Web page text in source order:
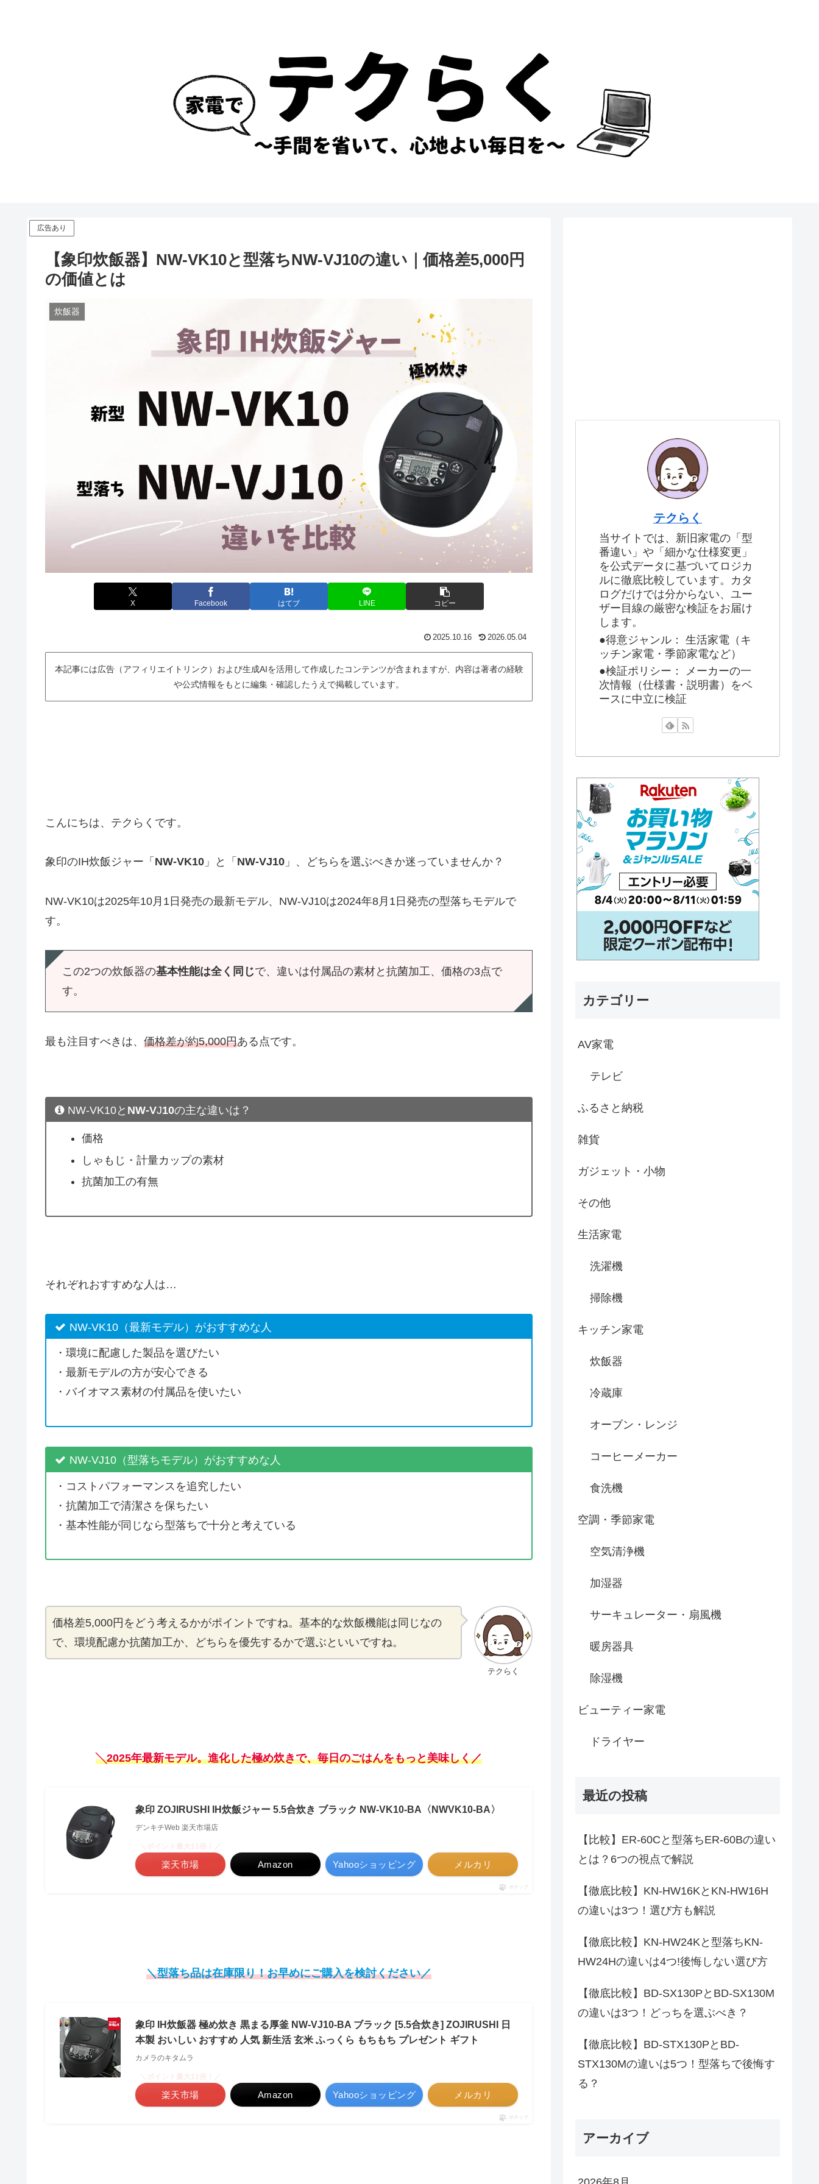
広告あり
【象印炊飯器】NW-VK10と型落ちNW-VJ10の違い｜価格差5,000円
の価値とは
炊飯器
X Facebook はてブ LINE コピー
2025.10.16 2026.05.04
本記事には広告（アフィリエイトリンク）および生成AIを活用して作成したコンテンツが含まれますが、内容は著者の経験
や公式情報をもとに編集・確認したうえで掲載しています。
こんにちは、テクらくです。
象印のIH炊飯ジャー「 NW-VK10 」と「 NW-VJ10 」、どちらを選ぶべきか迷っていませんか？
NW-VK10は2025年10月1日発売の最新モデル、NW-VJ10は2024年8月1日発売の型落ちモデルで
す。
この2つの炊飯器の基本性能は全く同じで、違いは付属品の素材と抗菌加工、価格の3点で
す。
最も注目すべきは、 価格差が約5,000円ある点です。
NW-VK10と NW-VJ10の主な違いは？
価格
しゃもじ・計量カップの素材
抗菌加工の有無
それぞれおすすめな人は…
NW-VK10（最新モデル）がおすすめな人
・環境に配慮した製品を選びたい
・最新モデルの方が安心できる
・バイオマス素材の付属品を使いたい
NW-VJ10（型落ちモデル）がおすすめな人
・コストパフォーマンスを追究したい
・抗菌加工で清潔さを保ちたい
・基本性能が同じなら型落ちで十分と考えている
テクらく
価格差5,000円をどう考えるかがポイントですね。基本的な炊飯機能は同じなの
で、環境配慮か抗菌加工か、どちらを優先するかで選ぶといいですね。
╲2025年最新モデル。進化した極め炊きで、毎日のごはんをもっと美味しく／
象印 ZOJIRUSHI IH炊飯ジャー 5.5合炊き ブラック NW-VK10-BA〈NWVK10-BA〉
デンキチWeb 楽天市場店
Amazon
楽天市場 Yahooショッピング メルカリ
ポチップ
＼型落ち品は在庫限り！お早めにご購入を検討ください／
象印 IH炊飯器 極め炊き 黒まる厚釜 NW-VJ10-BA ブラック [5.5合炊き] ZOJIRUSHI 日
本製 おいしい おすすめ 人気 新生活 玄米 ふっくら もちもち プレゼント ギフト
カメラのキタムラ
Amazon
楽天市場 Yahooショッピング メルカリ
ポチップ
テクらく
当サイトでは、新旧家電の「型
番違い」や「細かな仕様変更」
を公式データに基づいてロジカ
ルに徹底比較しています。カタ
ログだけでは分からない、ユー
ザー目線の厳密な検証をお届け
します。
●得意ジャンル： 生活家電（キ
ッチン家電・季節家電など）
●検証ポリシー： メーカーの一
次情報（仕様書・説明書）をベ
ースに中立に検証
カテゴリー
AV家電
テレビ
ふるさと納税
雑貨
ガジェット・小物
その他
生活家電
洗濯機
掃除機
キッチン家電
炊飯器
冷蔵庫
オーブン・レンジ
コーヒーメーカー
食洗機
空調・季節家電
空気清浄機
加湿器
サーキュレーター・扇風機
暖房器具
除湿機
ビューティー家電
ドライヤー
最近の投稿
【比較】ER-60Cと型落ちER-60Bの違い
とは？6つの視点で解説
【徹底比較】KN-HW16KとKN-HW16H
の違いは3つ！選び方も解説
【徹底比較】KN-HW24Kと型落ちKN-
HW24Hの違いは4つ!後悔しない選び方
【徹底比較】BD-SX130PとBD-SX130M
の違いは3つ！どっちを選ぶべき？
【徹底比較】BD-STX130PとBD-
STX130Mの違いは5つ！型落ちで後悔す
る？
アーカイブ